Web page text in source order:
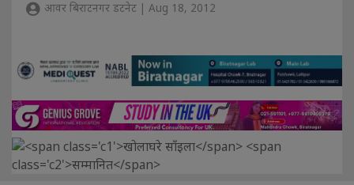
आवर बिराटनगर डटनेट | Aug 18, 2012